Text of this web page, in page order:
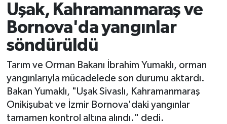
Uşak, Kahramanmaraş ve
Bornova'da yangınlar
söndürüldü
Tarım ve Orman Bakanı İbrahim Yumaklı, orman
yangınlarıyla mücadelede son durumu aktardı.
Bakan Yumaklı, "Uşak Sivaslı, Kahramanmaraş
Onikişubat ve İzmir Bornova'daki yangınlar
tamamen kontrol altına alındı." dedi.
SAĞLIK
SPOR
TEKNOLOJİ
TÜRKİYE
Tüm Manşetler
Son Dakika Haberleri
Haber Arşivi